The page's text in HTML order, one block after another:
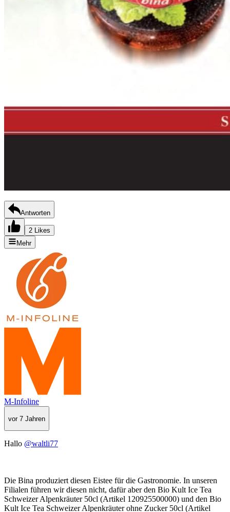
Antworten
2 Likes
Mehr
M-Infoline
vor 7 Jahren
Hallo @waltli77
Die Bina produziert diesen Eistee für die Gastronomie. In unseren
Filialen führen wir diesen nicht, dafür aber den Bio Kult Ice Tea
Schweizer Alpenkräuter 50cl (Artikel 120925500000) und den Bio
Kult Ice Tea Schweizer Alpenkräuter ohne Zucker 50cl (Artikel